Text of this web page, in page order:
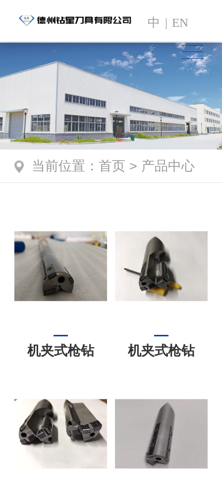
中 | EN
当前位置 ： 首页 > 产品中心
机夹式枪钻 机夹式枪钻